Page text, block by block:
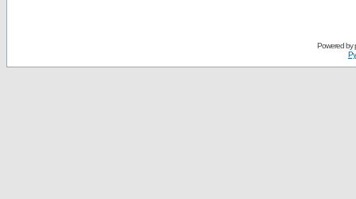
Powered by